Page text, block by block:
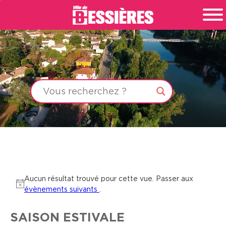
Notice
Aucun résultat trouvé pour cette vue. Passer aux
évènements suivants
SAISON ESTIVALE